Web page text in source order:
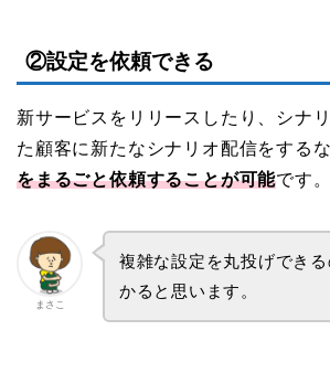
②設定を依頼できる
新サービスをリリースしたり、シナ
た顧客に新たなシナリオ配信をする
をまるごと依頼することが可能です。
まさこ
複雑な設定を丸投げでき
かると思います。